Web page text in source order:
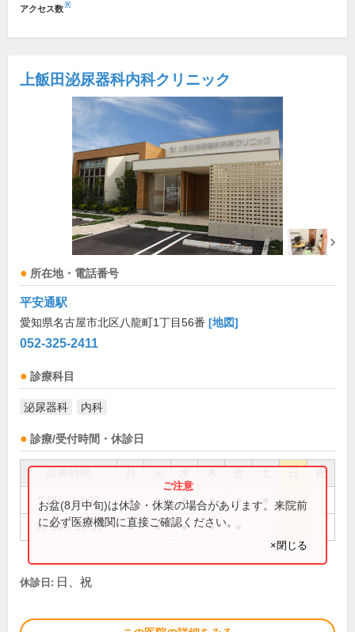
アクセス数※
上飯田泌尿器科内科クリニック
所在地・電話番号
平安通駅
愛知県名古屋市北区八龍町1丁目56番 [地図]
052-325-2411
診療科目
泌尿器科 内科
診療/受付時間・休診日
祝
9:00～12:00 ● ● ● ● ●
16:00～19:00 ● ● ● ●
お盆(8月中旬)は休診・休業の場合があります。来院前
に必ず医療機関に直接ご確認ください。
×閉じる
休診日: 日、祝